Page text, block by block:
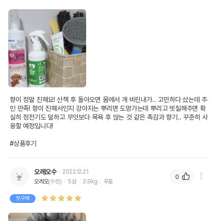
향이 정말 진해요! 산책 후 돌아오면 몸에서 개 비린내가.. 고민하다 샀는데 주
인 만족! 향이 진해서인지 강아지는 뿌리면 도망가는데 뿌리고 빗질해주면 확
실히 정전기도 덜하고 무엇보다 목욕 후 앉는 것 같은 촉감과 향기.. 꾸준히 사
용할 예정입니다!
#상품후기
오레오수
2022.12.21
오레오(수컷) 5살 3.9kg 푸들
첫구매
0